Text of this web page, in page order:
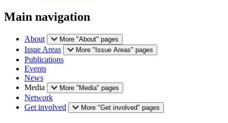
Main navigation
About More "About" pages
Issue Areas More "Issue Areas" pages
Publications
Events
News
Media
More "Media" pages
Network
Get involved
More "Get involved" pages